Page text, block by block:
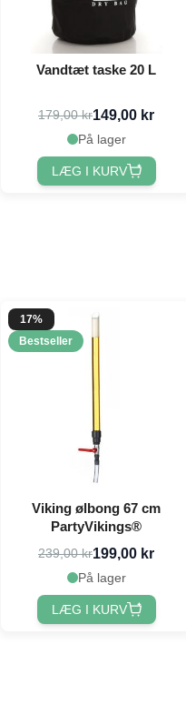
Vandtæt taske 20 L
179,00 kr149,00 kr
På lager
LÆG I KURV
17%
Bestseller
Viking ølbong 67 cm
PartyVikings®
239,00 kr199,00 kr
På lager
LÆG I KURV